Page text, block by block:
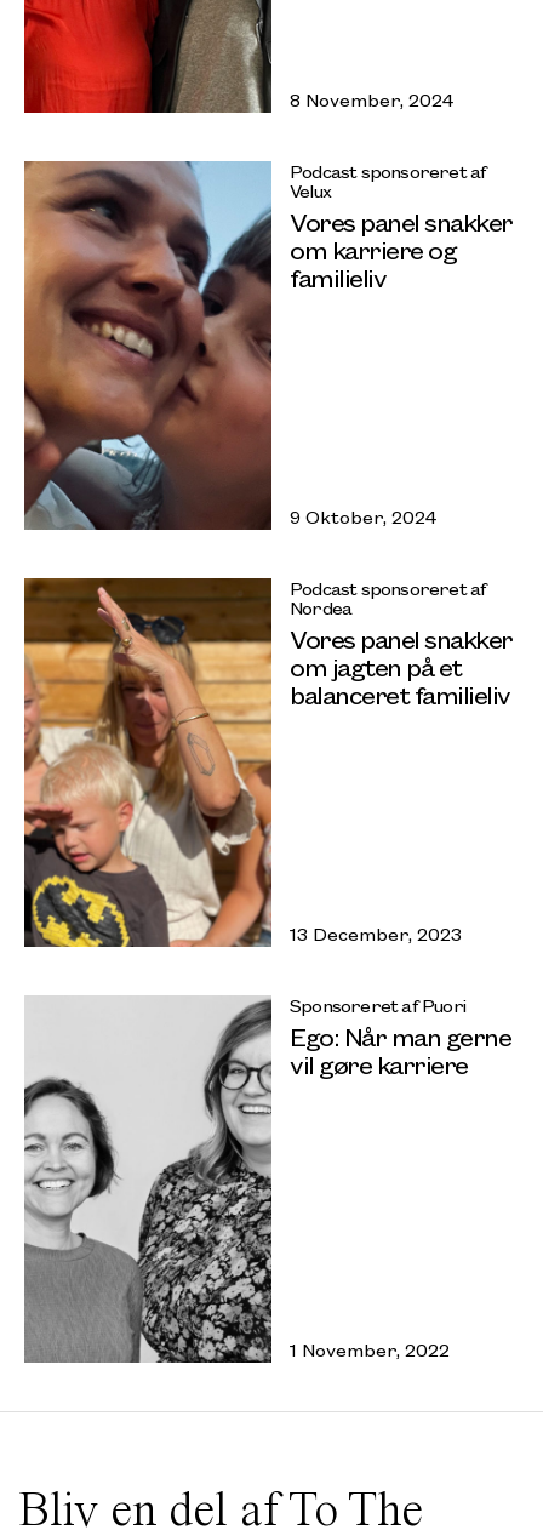
8 November, 2024
Podcast sponsoreret af
Velux
Vores panel snakker
om karriere og
familieliv
9 Oktober, 2024
Podcast sponsoreret af
Nordea
Vores panel snakker
om jagten på et
balanceret familieliv
13 December, 2023
Sponsoreret af Puori
Ego: Når man gerne
vil gøre karriere
1 November, 2022
Bliv en del af To The